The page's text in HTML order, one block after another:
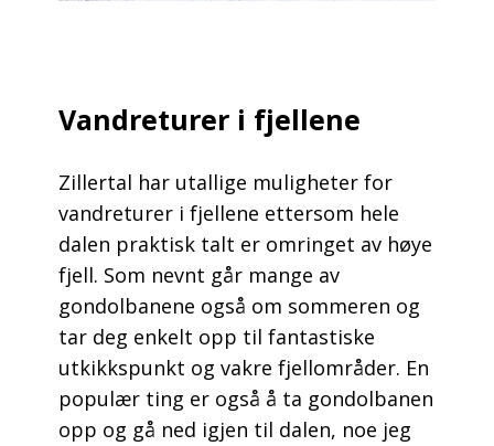
Vandreturer i fjellene
Zillertal har utallige muligheter for
vandreturer i fjellene ettersom hele
dalen praktisk talt er omringet av høye
fjell. Som nevnt går mange av
gondolbanene også om sommeren og
tar deg enkelt opp til fantastiske
utkikkspunkt og vakre fjellområder. En
populær ting er også å ta gondolbanen
opp og gå ned igjen til dalen, noe jeg